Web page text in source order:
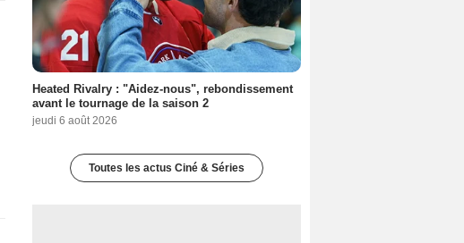
Heated Rivalry : "Aidez-nous", rebondissement
avant le tournage de la saison 2
jeudi 6 août 2026
Toutes les actus Ciné & Séries